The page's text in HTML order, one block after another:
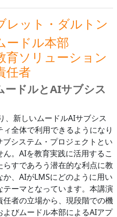
レット・ダルトン
ードル本部
育ソリューション
任者
ードルとAIサブシス
新しいムードルAIサブシス
全体で利用できるようになり
システム・プロジェクトとい
。AIを教育実践に活用するこ
すであろう潜在的な利点に教
、AIがLMSにどのように用い
ーマとなっています。本講演
者の立場から、現段階での機
びムードル本部によるAIアプ